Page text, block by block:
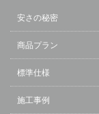
安さの秘密
商品プラン
標準仕様
施工事例